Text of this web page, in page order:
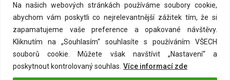
Na našich webových stránkách používáme soubory cookie,
abychom vám poskytli co nejrelevantnější zážitek tím, že si
zapamatujeme vaše preference a opakované návštěvy.
Kliknutím na „Souhlasím“ souhlasíte s používáním VŠECH
souborů cookie. Můžete však navštívit „Nastavení“ a
poskytnout kontrolovaný souhlas. Více informací zde
email:info@geo4tea.com